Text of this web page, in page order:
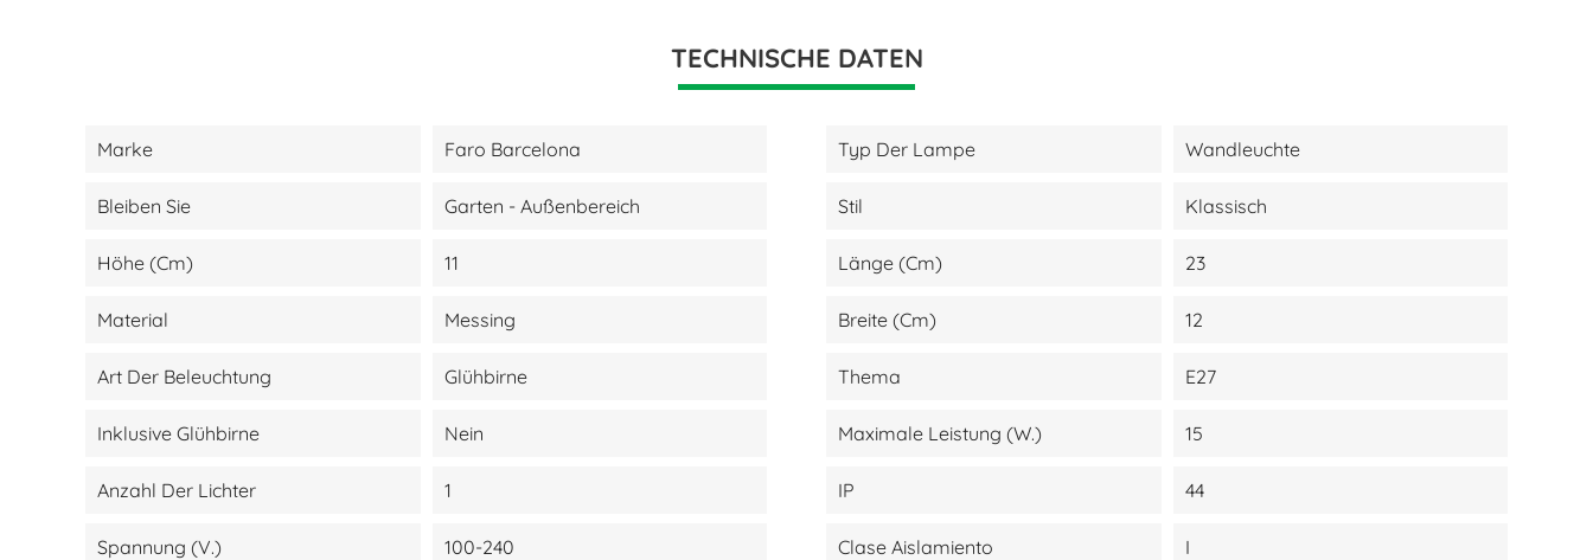
TECHNISCHE DATEN
Marke Faro Barcelona Typ Der Lampe Wandleuchte
Bleiben Sie Garten - Außenbereich Stil Klassisch
Höhe (cm) 11 Länge (cm) 23
Material Messing Breite (cm) 12
Art Der Beleuchtung Glühbirne Thema E27
Inklusive Glühbirne Nein Maximale Leistung (W.) 15
Anzahl Der Lichter 1 IP 44
Spannung (V.) 100-240 Clase Aislamiento I